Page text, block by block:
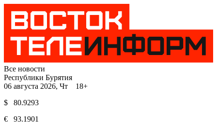
Все новости
Республики Бурятия
06 августа 2026, Чт 18+
$ 80.9293
€ 93.1901